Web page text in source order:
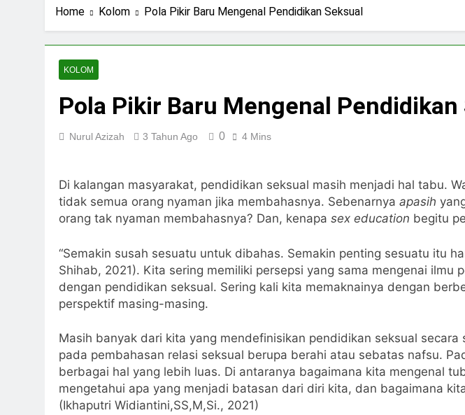
Navigasi Prinsip di Tengah Arus Pertemanan
Ning Jazil dan Inspirasi Perempuan Mandiri
6 Hari Ago
Home Kolom Pola Pikir Baru Mengenal Pendidikan Seksual
KOLOM
Pola Pikir Baru Mengenal Pendidikan
Nurul Azizah 3 Tahun Ago 0 4 Mins
Di kalangan masyarakat, pendidikan seksual masih menjadi hal tabu.
tidak semua orang nyaman jika membahasnya. Sebenarnya apasih
orang tak nyaman membahasnya? Dan, kenapa sex education begitu
“Semakin susah sesuatu untuk dibahas. Semakin penting sesuatu itu
Shihab, 2021). Kita sering memiliki persepsi yang sama mengenai ilmu
dengan pendidikan seksual. Sering kali kita memaknainya dengan
perspektif masing-masing.
Masih banyak dari kita yang mendefinisikan pendidikan seksual secara
pada pembahasan relasi seksual berupa berahi atau sebatas nafsu.
berbagai hal yang lebih luas. Di antaranya bagaimana kita mengenal
mengetahui apa yang menjadi batasan dari diri kita, dan bagaimana
(Ikhaputri Widiantini,SS,M,Si., 2021)